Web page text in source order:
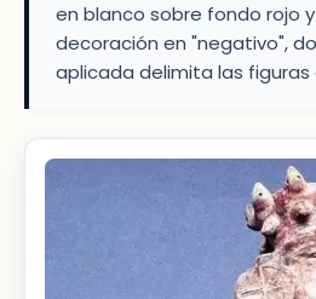
en blanco sobre fondo rojo
decoración en "negativo",
aplicada delimita las figuras